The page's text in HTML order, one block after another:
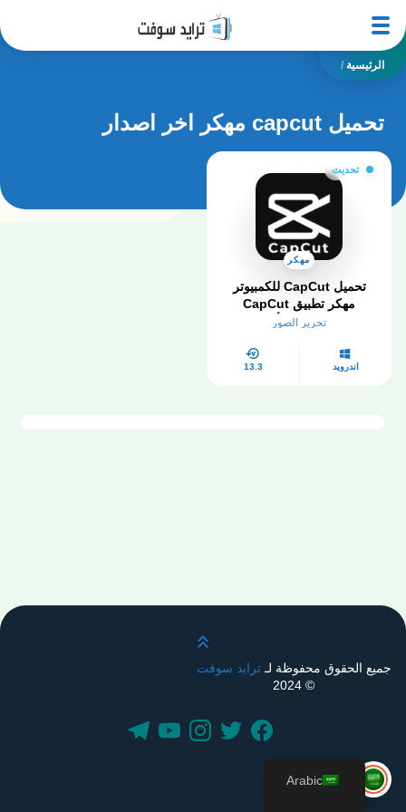
الرئيسية /
تحميل capcut مهكر اخر اصدار
تحديث
مهكر
تحميل CapCut للكمبيوتر
مهكر تطبيق CapCut
مهكر احدث اصدا أخر إصدار
تحرير الصور
أندرويد 13.3
قم بالتمرير لأعلى
جميع الحقوق محفوظة لـترايد سوفت
© 2024
Arabic